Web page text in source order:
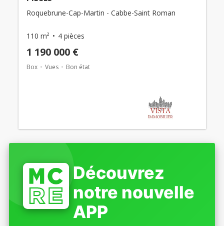
Roquebrune-Cap-Martin - Cabbe-Saint Roman
110 m² 4 pièces
1 190 000 €
Box Vues Bon état
Découvrez
notre nouvelle
APP